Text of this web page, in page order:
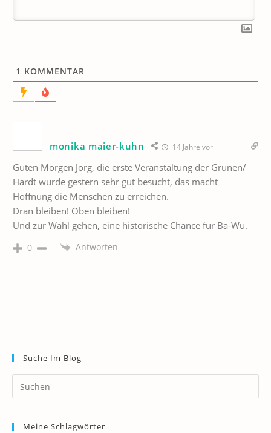
1 KOMMENTAR
monika maier-kuhn 14 Jahre vor
Guten Morgen Jörg, die erste Veranstaltung der Grünen/
Hardt wurde gestern sehr gut besucht, das macht
Hoffnung die Menschen zu erreichen.
Dran bleiben! Oben bleiben!
Und zur Wahl gehen, eine historische Chance für Ba-Wü.
0 Antworten
Suche Im Blog
Meine Schlagwörter